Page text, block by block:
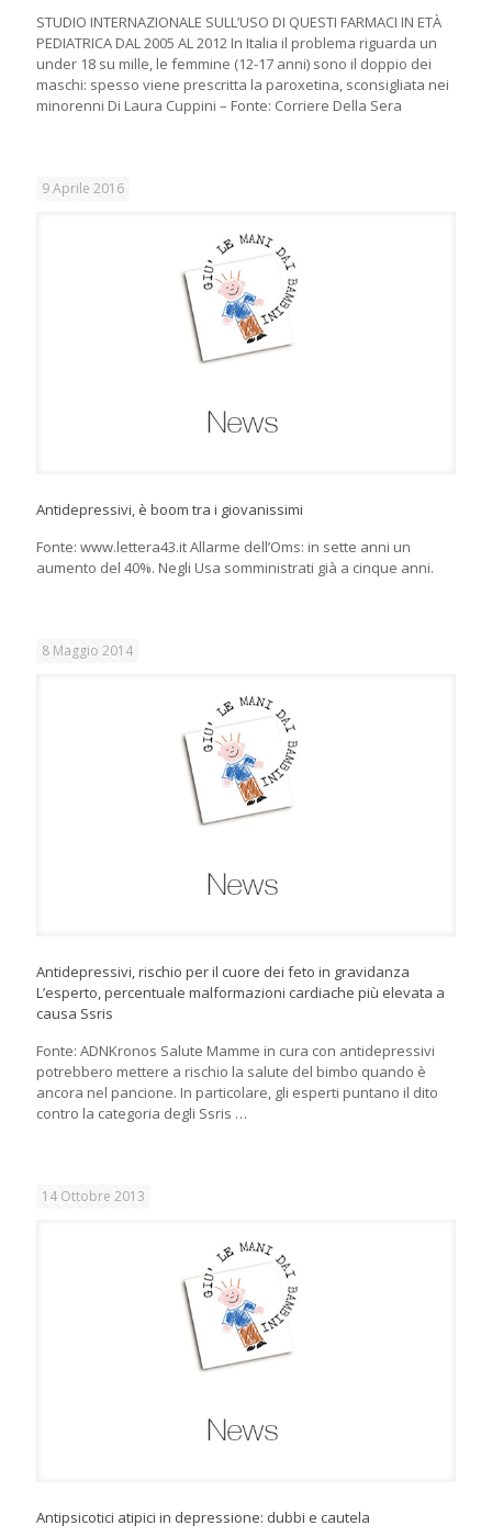
STUDIO INTERNAZIONALE SULL’USO DI QUESTI FARMACI IN ETÀ
PEDIATRICA DAL 2005 AL 2012 In Italia il problema riguarda un
under 18 su mille, le femmine (12-17 anni) sono il doppio dei
maschi: spesso viene prescritta la paroxetina, sconsigliata nei
minorenni Di Laura Cuppini – Fonte: Corriere Della Sera
9 Aprile 2016
Antidepressivi, è boom tra i giovanissimi
Fonte: www.lettera43.it Allarme dell’Oms: in sette anni un
aumento del 40%. Negli Usa somministrati già a cinque anni.
8 Maggio 2014
Antidepressivi, rischio per il cuore dei feto in gravidanza
L’esperto, percentuale malformazioni cardiache più elevata a
causa Ssris
Fonte: ADNKronos Salute Mamme in cura con antidepressivi
potrebbero mettere a rischio la salute del bimbo quando è
ancora nel pancione. In particolare, gli esperti puntano il dito
contro la categoria degli Ssris …
14 Ottobre 2013
Antipsicotici atipici in depressione: dubbi e cautela